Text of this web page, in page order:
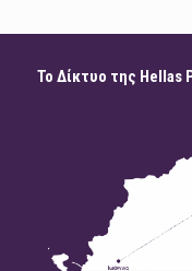
Το Δίκτυο της Hellas